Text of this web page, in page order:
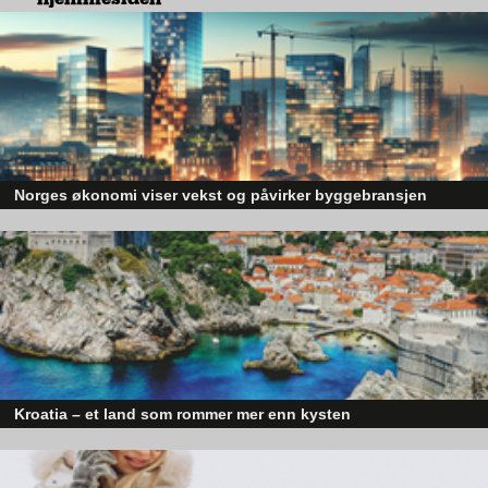
Man får en kompakt og deilig følelse av å kjøre en mye større
bil, og infotainment-systemet er intuitivt, fint, elegant og solid.
Vi vil at kundene våre skal få øynene enda mer opp for den, så
nå har vi en kjempebra kampanje slik at man nå får en splitter
ny Mx30 fra 219 900 kroner. Det er «løp og kjøp», fortsetter
den entusiastiske daglige lederen.
Norges økonomi viser vekst og påvirker byggebransjen
skaper optimisme på tvers av ulike sektorer. Byggebransjen er spesielt
posisjonert til å dra nytte av denne økonomiske oppgangen.
Kroatia – et land som rommer mer enn kysten
sider enn det førsteinntrykket mange sitter igjen med.